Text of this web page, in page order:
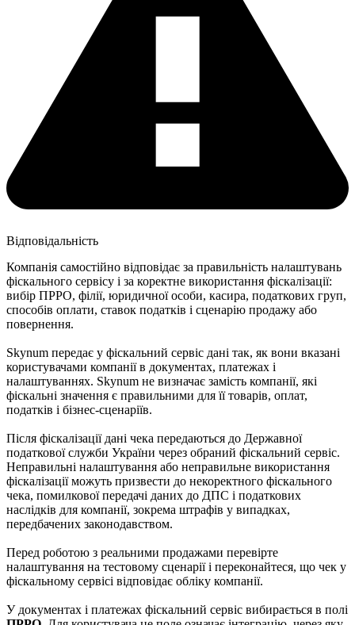
Відповідальність
Компанія самостійно відповідає за правильність налаштувань
фіскального сервісу і за коректне використання фіскалізації:
вибір ПРРО, філії, юридичної особи, касира, податкових груп,
способів оплати, ставок податків і сценарію продажу або
повернення.
Skynum передає у фіскальний сервіс дані так, як вони вказані
користувачами компанії в документах, платежах і
налаштуваннях. Skynum не визначає замість компанії, які
фіскальні значення є правильними для її товарів, оплат,
податків і бізнес-сценаріїв.
Після фіскалізації дані чека передаються до Державної
податкової служби України через обраний фіскальний сервіс.
Неправильні налаштування або неправильне використання
фіскалізації можуть призвести до некоректного фіскального
чека, помилкової передачі даних до ДПС і податкових
наслідків для компанії, зокрема штрафів у випадках,
передбачених законодавством.
Перед роботою з реальними продажами перевірте
налаштування на тестовому сценарії і переконайтеся, що чек у
фіскальному сервісі відповідає обліку компанії.
У документах і платежах фіскальний сервіс вибирається в полі